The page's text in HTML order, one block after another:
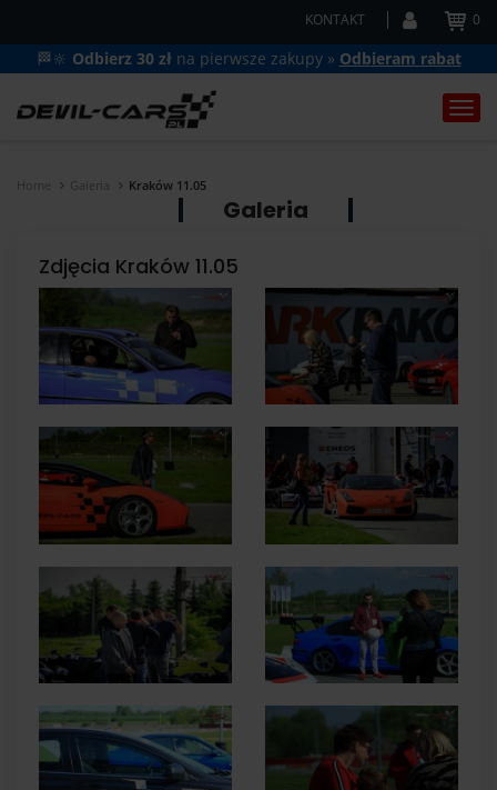
KONTAKT 0
🏁🔆 Odbierz 30 zł na pierwsze zakupy » Odbieram rabat
Home Galeria Kraków 11.05
Galeria
Zdjęcia Kraków 11.05